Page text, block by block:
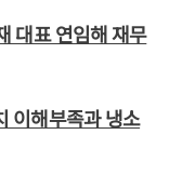
대표 연임해 재무
이해부족과 냉소